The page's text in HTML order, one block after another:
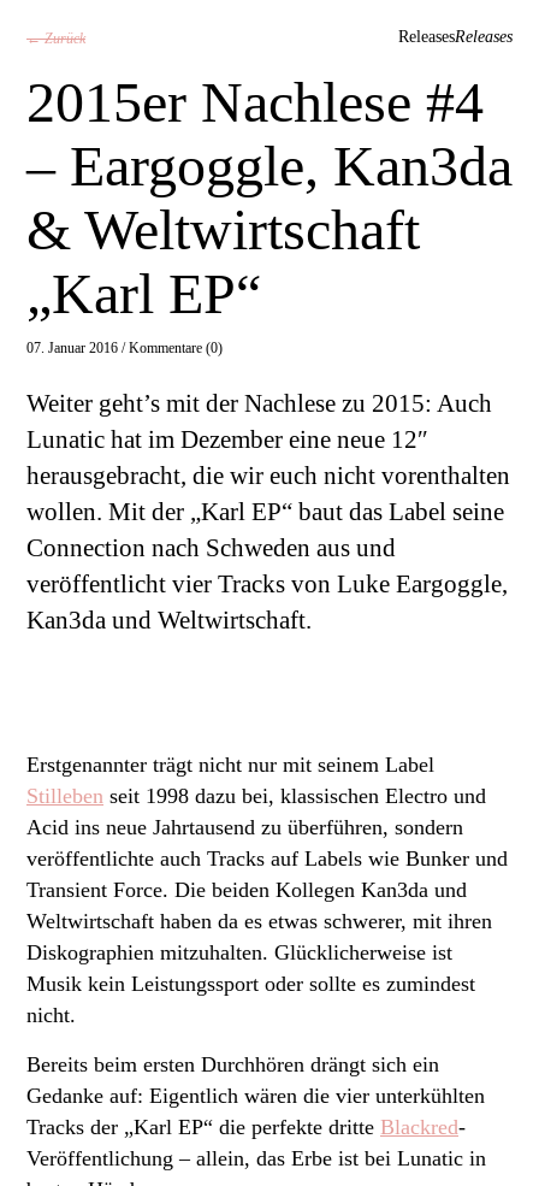
← Zurück ReleasesReleases
2015er Nachlese #4
– Eargoggle, Kan3da
& Weltwirtschaft
„Karl EP“
07. Januar 2016 /Kommentare (0)
Weiter geht’s mit der Nachlese zu 2015: Auch
Lunatic hat im Dezember eine neue 12″
herausgebracht, die wir euch nicht vorenthalten
wollen. Mit der „Karl EP“ baut das Label seine
Connection nach Schweden aus und
veröffentlicht vier Tracks von Luke Eargoggle,
Kan3da und Weltwirtschaft.
Erstgenannter trägt nicht nur mit seinem Label
Stilleben seit 1998 dazu bei, klassischen Electro und
Acid ins neue Jahrtausend zu überführen, sondern
veröffentlichte auch Tracks auf Labels wie Bunker und
Transient Force. Die beiden Kollegen Kan3da und
Weltwirtschaft haben da es etwas schwerer, mit ihren
Diskographien mitzuhalten. Glücklicherweise ist
Musik kein Leistungssport oder sollte es zumindest
nicht.
Bereits beim ersten Durchhören drängt sich ein
Gedanke auf: Eigentlich wären die vier unterkühlten
Tracks der „Karl EP“ die perfekte dritte Blackred-
Veröffentlichung – allein, das Erbe ist bei Lunatic in